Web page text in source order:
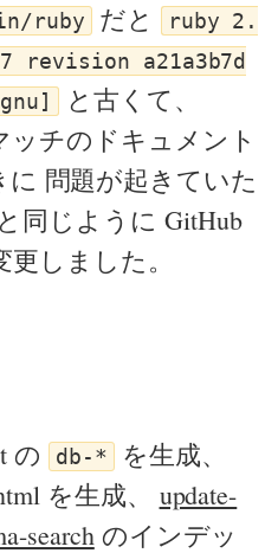
ruby だと
ruby 2.
revision a21a3b7d
と古くて、
ッチのドキュメント
問題が起きていた
と同じように GitHub
しました。
の db-* を生成、
を生成、 update-
searchのインデッ